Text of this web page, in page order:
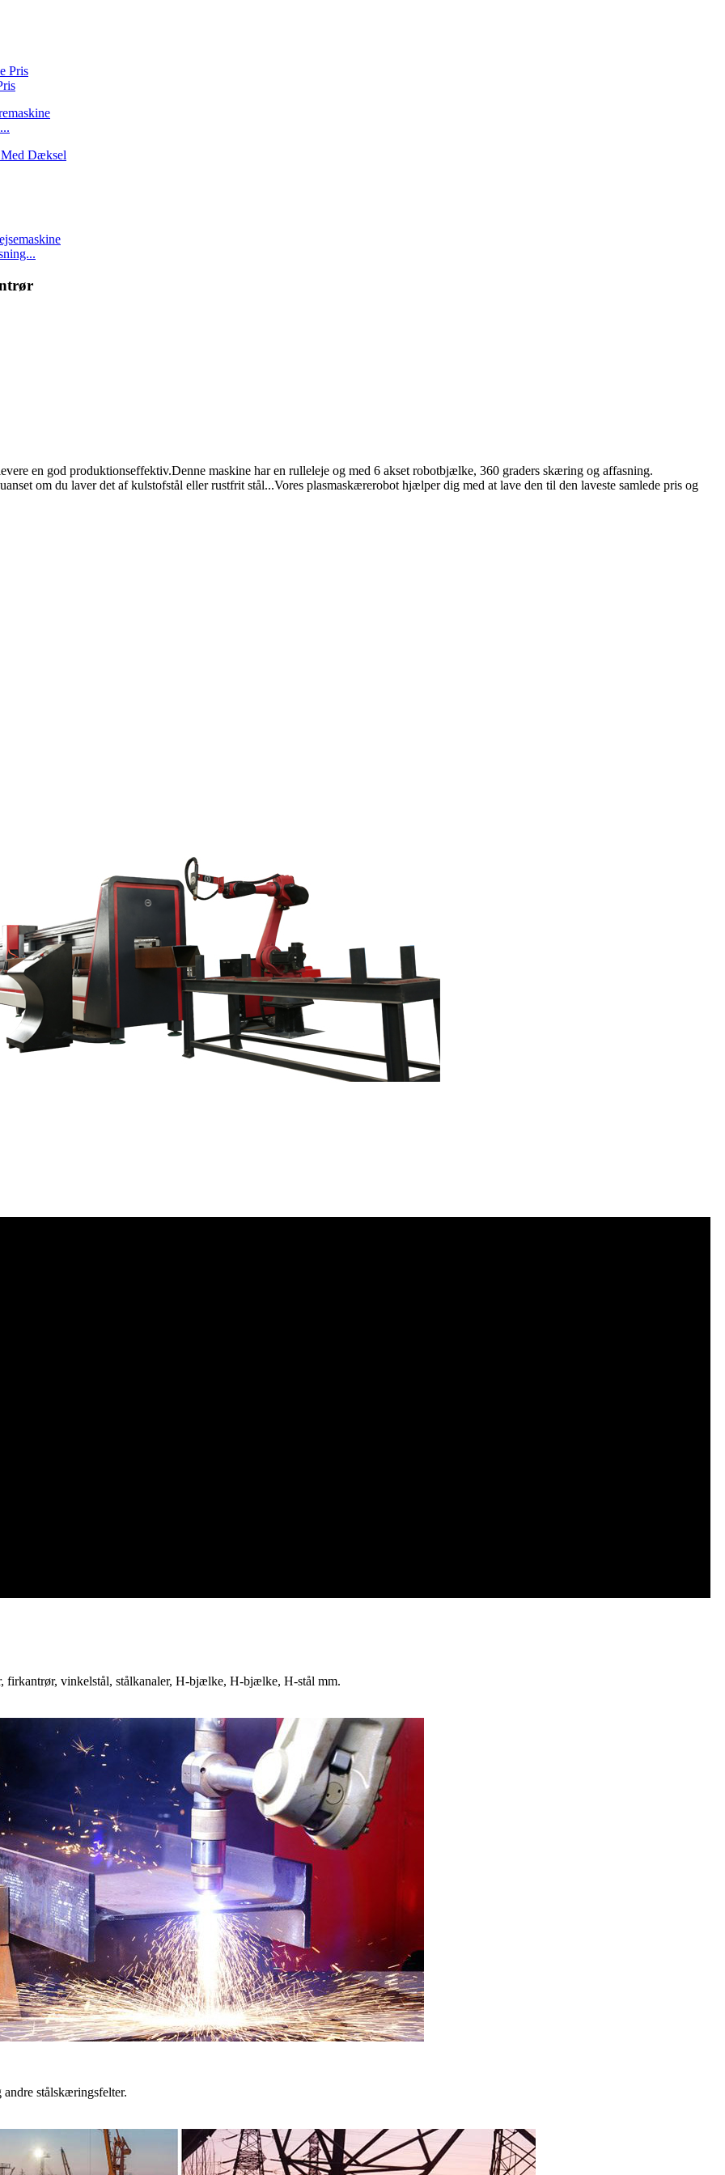
en god produktionseffektiv.Denne maskine har en rulleleje og med 6 akset robotbjælke, 360 graders skæring og affasning.
om du laver det af kulstofstål eller rustfrit stål...Vores plasmaskærerobot hjælper dig med at lave den til den laveste samlede pris og
vinkelstål, stålkanaler, H-bjælke, H-bjælke, H-stål mm.
stålskæringsfelter.